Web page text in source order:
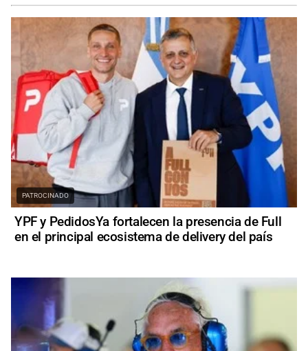
PATROCINADO
YPF y PedidosYa fortalecen la presencia de Full
en el principal ecosistema de delivery del país